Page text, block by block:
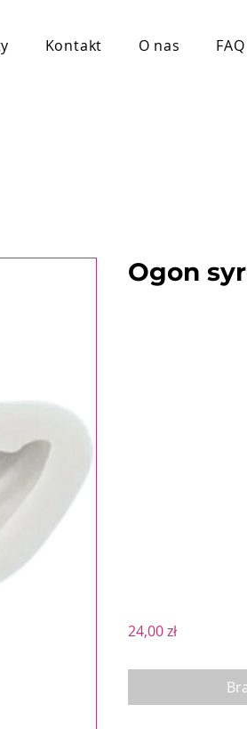
Kontakt O nas FAQ
Ogon
24,00 złCena